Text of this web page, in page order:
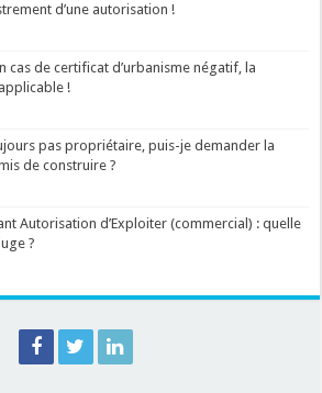
d’une autorisation !
cas de certificat d’urbanisme négatif, la
!
pas propriétaire, puis-je demander la
de construire ?
Autorisation d’Exploiter (commercial) : quelle
?